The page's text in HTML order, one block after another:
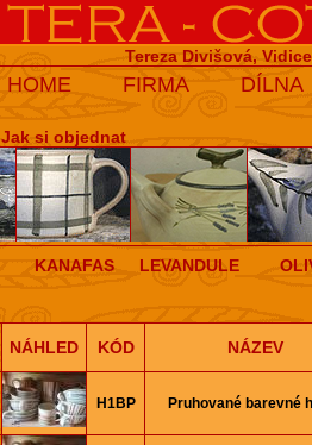
Tereza Divišová,
HOME FIRMA DÍLNA
Jak si objednat
KANAFAS LEVANDULE
NÁHLED KÓD NÁZEV
H1BP Pruhované barevné